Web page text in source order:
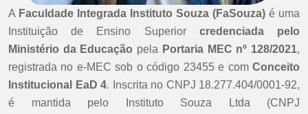
A Faculdade Integrada Instituto Souza (FaSouza) é uma
Instituição de Ensino Superior credenciada pelo
Ministério da Educação pela Portaria MEC nº 128/2021,
registrada no e-MEC sob o código 23455 e com Conceito
Institucional EaD 4. Inscrita no CNPJ 18.277.404/0001-92,
é mantida pelo Instituto Souza Ltda (CNPJ